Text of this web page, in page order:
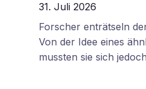
31. Juli 2026
Forscher enträtseln
Von der Idee eines
mussten sie sich